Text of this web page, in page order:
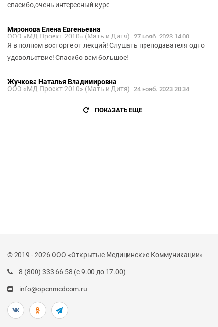
спасибо,очень интересный курс
Миронова Елена Евгеньевна
ООО «МД Проект 2010» (Мать и Дитя) 27 нояб. 2023 14:00
Я в полном восторге от лекций! Слушать преподавателя одно
удовольствие! Спасибо вам большое!
Жучкова Наталья Владимировна
ООО «МД Проект 2010» (Мать и Дитя) 24 нояб. 2023 20:34
ПОКАЗАТЬ ЕЩЕ
© 2019 - 2026 ООО «Открытые Медицинские Коммуникации»
8 (800) 333 66 58 (с 9.00 до 17.00)
info@openmedcom.ru